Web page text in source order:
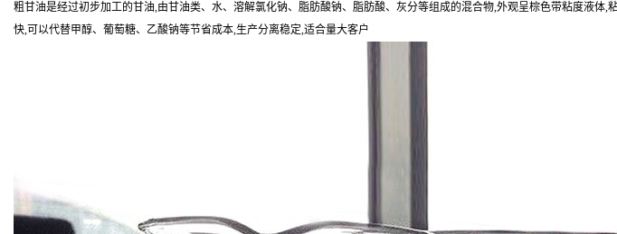
粗甘油是经过初步加工的甘油,由甘油类、水、溶解氯化钠、脂肪酸钠、脂肪酸、灰分等组成的混合物,外观呈棕色带粘度液
快,可以代替甲醇、葡萄糖、乙酸钠等节省成本,生产分离稳定,适合量大客户